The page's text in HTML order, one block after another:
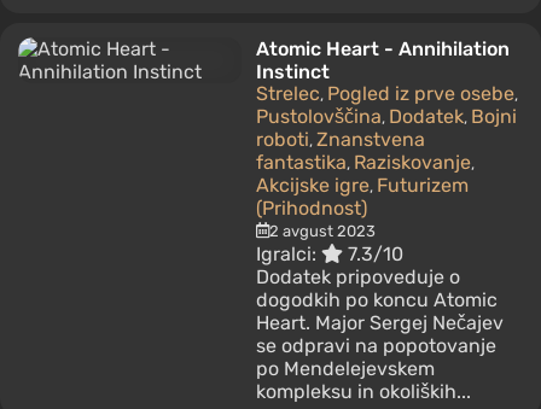
Atomic Heart - Annihilation
Instinct
Strelec, Pogled iz prve osebe,
Pustolovščina, Dodatek, Bojni
roboti, Znanstvena
fantastika, Raziskovanje,
Akcijske igre, Futurizem
(Prihodnost)
2 avgust 2023
Igralci:
7.3/10
Dodatek pripoveduje o
dogodkih po koncu Atomic
Heart. Major Sergej Nečajev
se odpravi na popotovanje
po Mendelejevskem
kompleksu in okoliških...